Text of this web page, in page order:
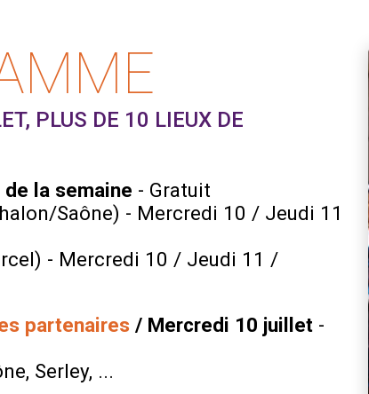
PLUS DE 10 LIEUX DE
la semaine - Gratuit
Saône) - Mercredi 10 / Jeudi 11
- Mercredi 10 / Jeudi 11 /
partenaires/ Mercredi 10 juillet-
Serley, ...